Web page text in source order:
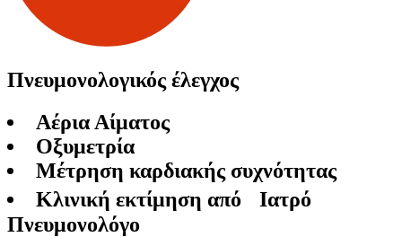
Πνευμονολογικός έλεγχος
Αέρια Αίματος
Οξυμετρία
Μέτρηση καρδιακής συχνότητας
Κλινική εκτίμηση από Ιατρό
Πνευμονολόγο